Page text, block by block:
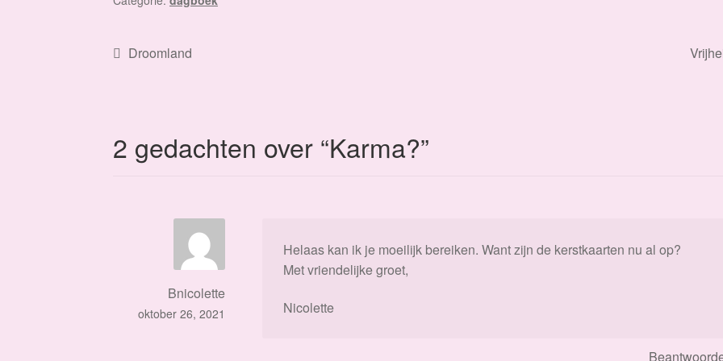
Bericht
Vorig
Droomland
2 gedachten over “Karma?”
Bnicolette
oktober 26, 2021
Helaas kan ik je moeilijk bereiken. Want zijn de kerstkaarten nu al op?
Met vriendelijke groet,
Nicolette